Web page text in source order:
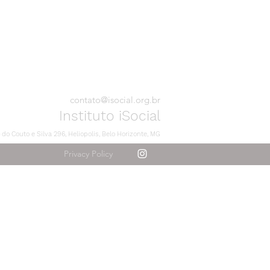
contato@isocial.org.br
Instituto iSocial
do Couto e Silva 296, Heliopolis, Belo Horizonte, MG
Privacy Policy